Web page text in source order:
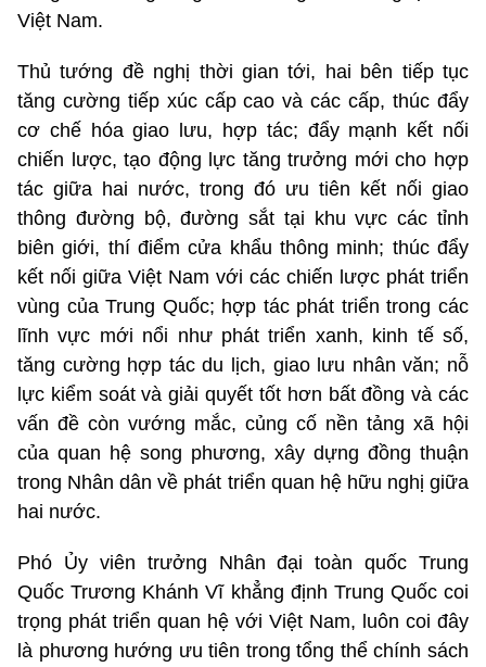
Việt Nam.
Thủ tướng đề nghị thời gian tới, hai bên tiếp tục
tăng cường tiếp xúc cấp cao và các cấp, thúc đẩy
cơ chế hóa giao lưu, hợp tác; đẩy mạnh kết nối
chiến lược, tạo động lực tăng trưởng mới cho hợp
tác giữa hai nước, trong đó ưu tiên kết nối giao
thông đường bộ, đường sắt tại khu vực các tỉnh
biên giới, thí điểm cửa khẩu thông minh; thúc đẩy
kết nối giữa Việt Nam với các chiến lược phát triển
vùng của Trung Quốc; hợp tác phát triển trong các
lĩnh vực mới nổi như phát triển xanh, kinh tế số,
tăng cường hợp tác du lịch, giao lưu nhân văn; nỗ
lực kiểm soát và giải quyết tốt hơn bất đồng và các
vấn đề còn vướng mắc, củng cố nền tảng xã hội
của quan hệ song phương, xây dựng đồng thuận
trong Nhân dân về phát triển quan hệ hữu nghị giữa
hai nước.
Phó Ủy viên trưởng Nhân đại toàn quốc Trung
Quốc Trương Khánh Vĩ khẳng định Trung Quốc coi
trọng phát triển quan hệ với Việt Nam, luôn coi đây
là phương hướng ưu tiên trong tổng thể chính sách